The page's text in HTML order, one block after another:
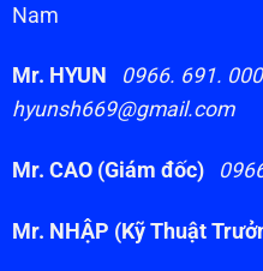
Nam
Mr. HYUN
0966. 691.
hyunsh669@gmail.com
Mr. CAO (Giám đốc)
Mr. NHẬP (Kỹ Thuật